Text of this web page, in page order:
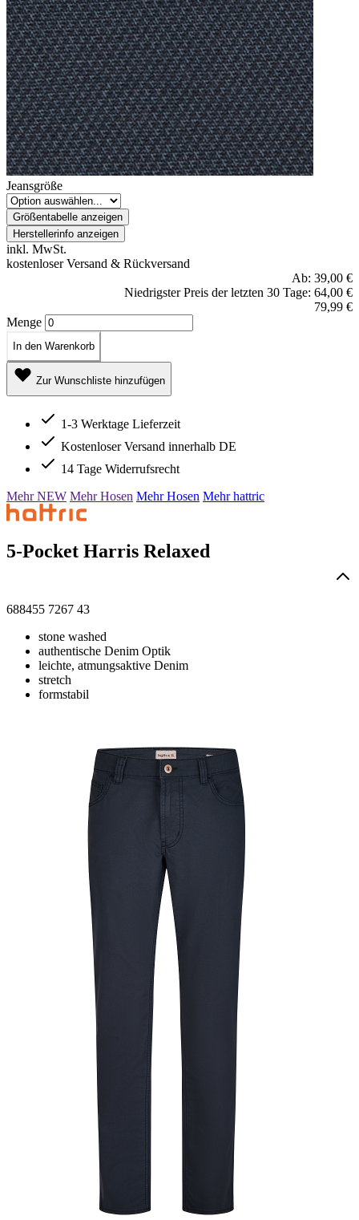
Jeansgröße
Größentabelle anzeigen
Herstellerinfo anzeigen
inkl. MwSt.
kostenloser Versand & Rückversand
Ab: 39,00 €
Niedrigster Preis der letzten 30 Tage: 64,00 €
79,99 €
Menge
In den Warenkorb
Zur Wunschliste hinzufügen
1-3 Werktage Lieferzeit
Kostenloser Versand innerhalb DE
14 Tage Widerrufsrecht
Mehr NEW Mehr Hosen Mehr Hosen Mehr hattric
5-Pocket Harris Relaxed
688455 7267 43
stone washed
authentische Denim Optik
leichte, atmungsaktive Denim
stretch
formstabil